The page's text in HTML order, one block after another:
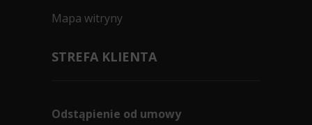
Mapa witryny
STREFA KLIENTA
Odstąpienie od umowy